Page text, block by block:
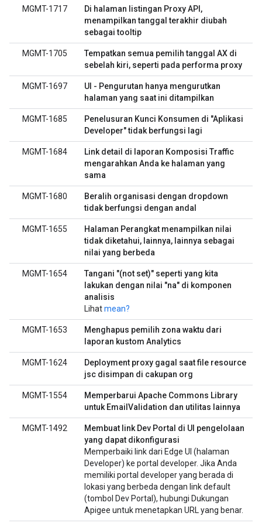
MGMT-1717
Di halaman listingan Proxy API,
menampilkan tanggal terakhir diubah
sebagai tooltip
MGMT-1705
Tempatkan semua pemilih tanggal AX di
sebelah kiri, seperti pada performa proxy
MGMT-1697
UI - Pengurutan hanya mengurutkan
halaman yang saat ini ditampilkan
MGMT-1685
Penelusuran Kunci Konsumen di "Aplikasi
Developer" tidak berfungsi lagi
MGMT-1684
Link detail di laporan Komposisi Traffic
mengarahkan Anda ke halaman yang
sama
MGMT-1680
Beralih organisasi dengan dropdown
tidak berfungsi dengan andal
MGMT-1655
Halaman Perangkat menampilkan nilai
tidak diketahui, lainnya, lainnya sebagai
nilai yang berbeda
MGMT-1654
Tangani "(not set)" seperti yang kita
lakukan dengan nilai "na" di komponen
analisis
Lihatmean?
MGMT-1653
Menghapus pemilih zona waktu dari
laporan kustom Analytics
MGMT-1624
Deployment proxy gagal saat file resource
jsc disimpan di cakupan org
MGMT-1554
Memperbarui Apache Commons Library
untuk EmailValidation dan utilitas lainnya
MGMT-1492
Membuat link Dev Portal di UI pengelolaan
yang dapat dikonfigurasi
Memperbaiki link dari Edge UI (halaman
Developer) ke portal developer. Jika Anda
memiliki portal developer yang berada di
lokasi yang berbeda dengan link default
(tombol Dev Portal), hubungi Dukungan
Apigee untuk menetapkan URL yang benar.